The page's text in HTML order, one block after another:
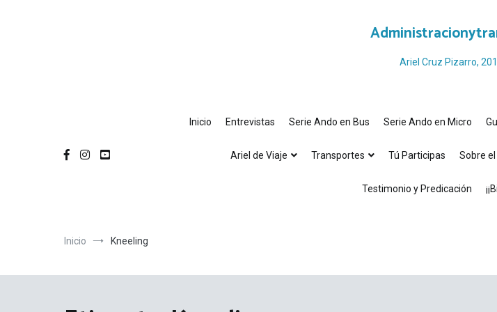
Ariel Cruz Pizarro,
Inicio Entrevistas Serie Ando en Bus Serie Ando en Micro
Ariel de Viaje Transportes Tú Participas Sobre
Testimonio y Predicación
Inicio Kneeling